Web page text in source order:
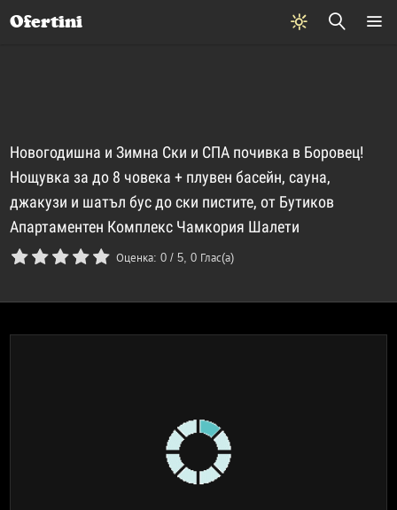
Ofertini
Новогодишна и Зимна Ски и СПА почивка в Боровец!
Нощувка за до 8 човека + плувен басейн, сауна,
джакузи и шатъл бус до ски пистите, от Бутиков
Апартаментен Комплекс Чамкория Шалети
Оценка:0 /5,0 Глас(а)